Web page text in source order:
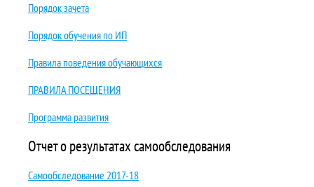
Порядок зачета
Порядок обучения по ИП
Правила поведения обучающихся
ПРАВИЛА ПОСЕЩЕНИЯ
Программа развития
Отчет о результатах самообследования
Самообследование 2017-18